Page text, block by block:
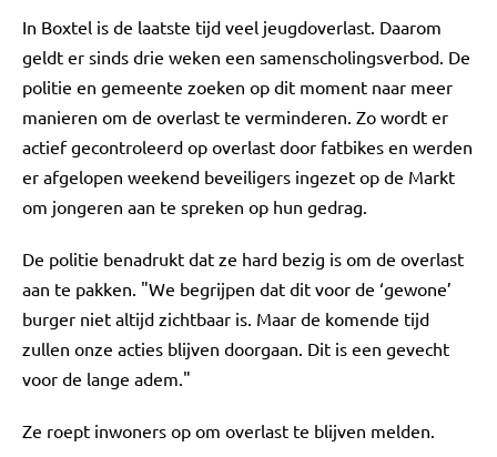
In Boxtel is de laatste tijd veel jeugdoverlast. Daarom
geldt er sinds drie weken een samenscholingsverbod. De
politie en gemeente zoeken op dit moment naar meer
manieren om de overlast te verminderen. Zo wordt er
actief gecontroleerd op overlast door fatbikes en werden
er afgelopen weekend beveiligers ingezet op de Markt
om jongeren aan te spreken op hun gedrag.
De politie benadrukt dat ze hard bezig is om de overlast
aan te pakken. "We begrijpen dat dit voor de ‘gewone’
burger niet altijd zichtbaar is. Maar de komende tijd
zullen onze acties blijven doorgaan. Dit is een gevecht
voor de lange adem."
Ze roept inwoners op om overlast te blijven melden.